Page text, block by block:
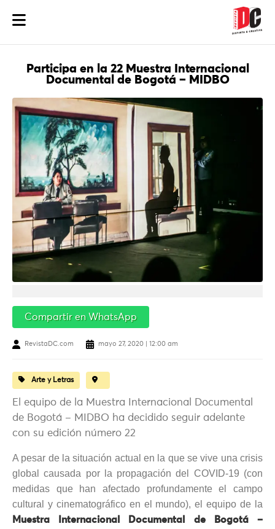
Participa en la 22 Muestra Internacional
Documental de Bogotá – MIDBO
Compartir en WhatsApp
RevistaDC.com mayo 27, 2020 | 12:00 am
Arte y Letras
El equipo de la Muestra Internacional Documental
de Bogotá – MIDBO ha decidido seguir adelante
con su edición número 22
A pesar de la situación actual en la que se vive una crisis
global causada por la propagación del COVID-19 (con
medidas que han afectado profundamente el campo
cultural y cinematográfico en el mundo), el equipo de la
Muestra Internacional Documental de Bogotá –